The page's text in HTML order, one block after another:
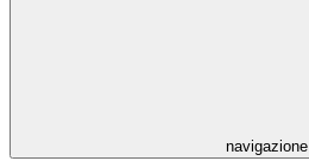
navigazione